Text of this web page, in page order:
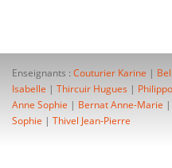
Enseignants : Couturier Karine |
Isabelle | Thircuir Hugues |
Anne Sophie | Bernat Anne-Marie |
Sophie | Thivel Jean-Pierre